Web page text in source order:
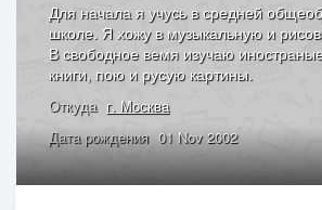
Для начала я учусь в средней
школе. Я хожу в музыкальную и
В свободное вемя изучаю
книги, пою и русую картины.
Откуда г. Москва
Дата рождения 01 Nov 2002